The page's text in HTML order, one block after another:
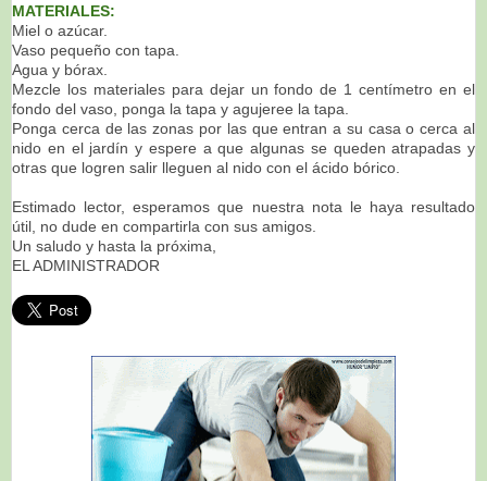
MATERIALES:
Miel o azúcar.
Vaso pequeño con tapa.
Agua y bórax.
Mezcle los materiales para dejar un fondo de 1 centímetro en el
fondo del vaso, ponga la tapa y agujeree la tapa.
Ponga cerca de las zonas por las que entran a su casa o cerca al
nido en el jardín y espere a que algunas se queden atrapadas y
otras que logren salir lleguen al nido con el ácido bórico.
Estimado lector, esperamos que nuestra nota le haya resultado
útil, no dude en compartirla con sus amigos.
Un saludo y hasta la próxima,
EL ADMINISTRADOR